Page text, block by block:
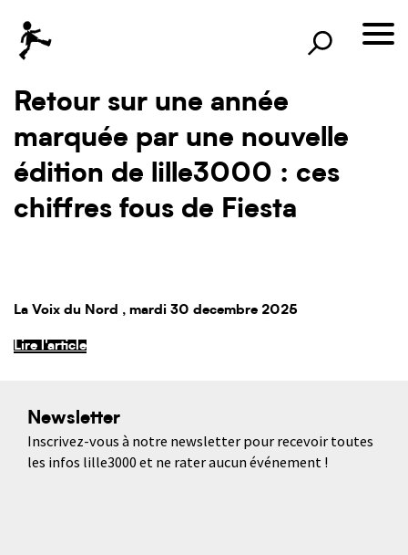
le voyage continue
Rechercher ×
Retour sur une année
marquée par une nouvelle
édition de lille3000 : ces
chiffres fous de Fiesta
La Voix du Nord , mardi 30 decembre 2025
Lire l'article
Newsletter
Inscrivez-vous à notre newsletter pour recevoir toutes
les infos lille3000 et ne rater aucun événement !